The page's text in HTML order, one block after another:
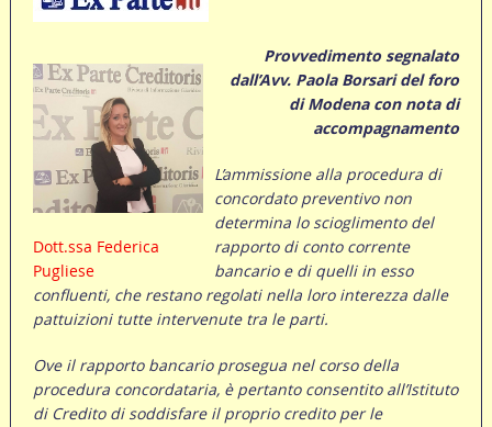
Dott.ssa Federica
Pugliese
Provvedimento segnalato
dall’Avv. Paola Borsari del foro
di Modena con nota di
accompagnamento
L’ammissione alla procedura di
concordato preventivo non
determina lo scioglimento del
rapporto di conto corrente
bancario e di quelli in esso
confluenti, che restano regolati nella loro interezza dalle
pattuizioni tutte intervenute tra le parti.
Ove il rapporto bancario prosegua nel corso della
procedura concordataria, è pertanto consentito all’Istituto
di Credito di soddisfare il proprio credito per le